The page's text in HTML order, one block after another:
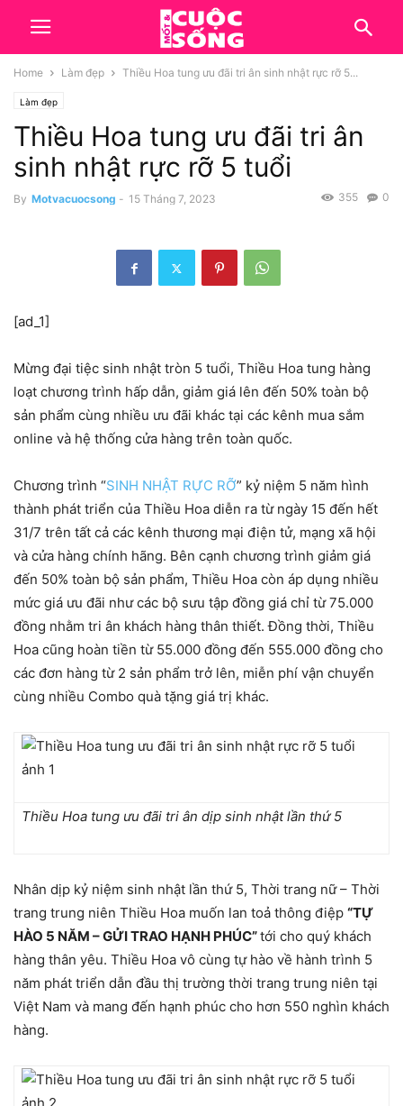
Home Làm đẹp Thiều Hoa tung ưu đãi tri ân sinh nhật rực rỡ 5...
Làm đẹp
Thiều Hoa tung ưu đãi tri ân
sinh nhật rực rỡ 5 tuổi
By Motvacuocsong - 15 Tháng 7, 2023 0
355
[ad_1]
Mừng đại tiệc sinh nhật tròn 5 tuổi, Thiều Hoa tung hàng
loạt chương trình hấp dẫn, giảm giá lên đến 50% toàn bộ
sản phẩm cùng nhiều ưu đãi khác tại các kênh mua sắm
online và hệ thống cửa hàng trên toàn quốc.
Chương trình “SINH NHẬT RỰC RỠ” kỷ niệm 5 năm hình
thành phát triển của Thiều Hoa diễn ra từ ngày 15 đến hết
31/7 trên tất cả các kênh thương mại điện tử, mạng xã hội
và cửa hàng chính hãng. Bên cạnh chương trình giảm giá
đến 50% toàn bộ sản phẩm, Thiều Hoa còn áp dụng nhiều
mức giá ưu đãi như các bộ sưu tập đồng giá chỉ từ 75.000
đồng nhằm tri ân khách hàng thân thiết. Đồng thời, Thiều
Hoa cũng hoàn tiền từ 55.000 đồng đến 555.000 đồng cho
các đơn hàng từ 2 sản phẩm trở lên, miễn phí vận chuyển
cùng nhiều Combo quà tặng giá trị khác.
Thiều Hoa tung ưu đãi tri ân dịp sinh nhật lần thứ 5
Nhân dịp kỷ niệm sinh nhật lần thứ 5, Thời trang nữ – Thời
trang trung niên Thiều Hoa muốn lan toả thông điệp “TỰ
HÀO 5 NĂM – GỬI TRAO HẠNH PHÚC”tới cho quý khách
hàng thân yêu. Thiều Hoa vô cùng tự hào về hành trình 5
năm phát triển dẫn đầu thị trường thời trang trung niên tại
Việt Nam và mang đến hạnh phúc cho hơn 550 nghìn khách
hàng.